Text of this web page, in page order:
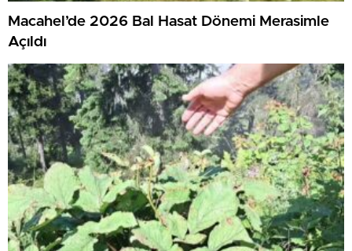
Macahel’de 2026 Bal Hasat Dönemi Merasimle
Açıldı